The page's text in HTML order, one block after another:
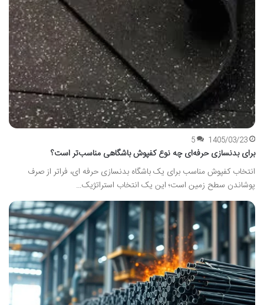
1405/03/23
5
برای بدنسازی حرفه‌ای چه نوع کفپوش باشگاهی مناسب‌تر است؟
انتخاب کفپوش مناسب برای یک باشگاه بدنسازی حرفه ای، فراتر از صرف
پوشاندن سطح زمین است؛ این یک انتخاب استراتژیک…